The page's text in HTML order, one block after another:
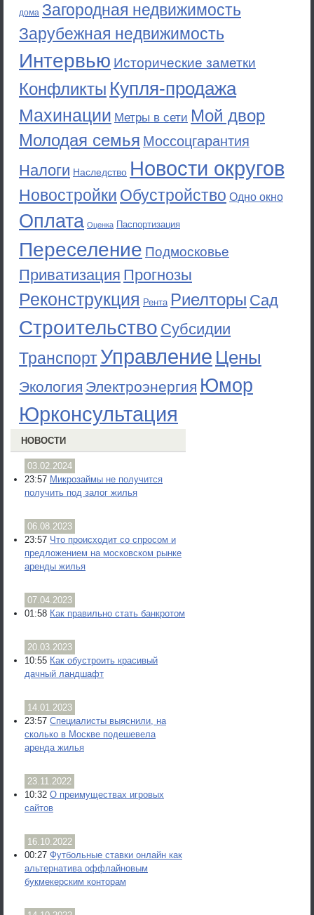
дома Загородная недвижимость
Зарубежная недвижимость
Интервью Исторические заметки
Конфликты Купля-продажа
Махинации Метры в сети Мой двор
Молодая семья Моссоцгарантия
Налоги Наследство Новости округов
Новостройки Обустройство Одно окно
Оплата Оценка Паспортизация
Переселение Подмосковье
Приватизация Прогнозы
Реконструкция Рента Риелторы Сад
Строительство Субсидии
ТранспортУправление Цены
Экология Электроэнергия Юмор
Юрконсультация
НОВОСТИ
03.02.2024
23:57 Микрозаймы не получится
получить под залог жилья
06.08.2023
23:57 Что происходит со спросом и
предложением на московском рынке
аренды жилья
07.04.2023
01:58 Как правильно стать банкротом
20.03.2023
10:55 Как обустроить красивый
дачный ландшафт
14.01.2023
23:57 Специалисты выяснили, на
сколько в Москве подешевела
аренда жилья
23.11.2022
10:32 О преимуществах игровых
сайтов
16.10.2022
00:27 Футбольные ставки онлайн как
альтернатива оффлайновым
букмекерским конторам